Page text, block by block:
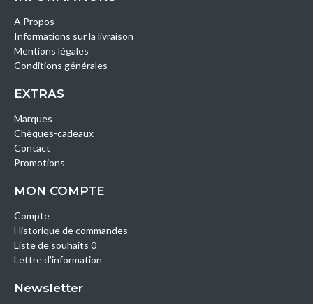
A Propos
Informations sur la livraison
Mentions légales
Conditions générales
EXTRAS
Marques
Chèques-cadeaux
Contact
Promotions
MON COMPTE
Compte
Historique de commandes
Liste de souhaits 0
Lettre d’information
Newsletter